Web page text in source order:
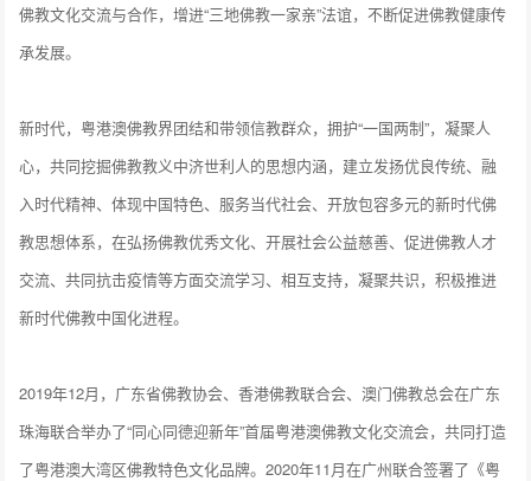
佛教文化交流与合作，增进“三地佛教一家亲”法谊，不断促进佛教健康传
承发展。
新时代，粤港澳佛教界团结和带领信教群众，拥护“一国两制”，凝聚人
心，共同挖掘佛教教义中济世利人的思想内涵，建立发扬优良传统、融
入时代精神、体现中国特色、服务当代社会、开放包容多元的新时代佛
教思想体系，在弘扬佛教优秀文化、开展社会公益慈善、促进佛教人才
交流、共同抗击疫情等方面交流学习、相互支持，凝聚共识，积极推进
新时代佛教中国化进程。
2019年12月，广东省佛教协会、香港佛教联合会、澳门佛教总会在广东
珠海联合举办了“同心同德迎新年”首届粤港澳佛教文化交流会，共同打造
了粤港澳大湾区佛教特色文化品牌。2020年11月在广州联合签署了《粤